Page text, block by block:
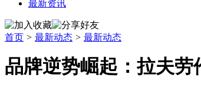
最新资讯
首页 > 最新动态 > 最新动态
品牌逆势崛起：拉夫